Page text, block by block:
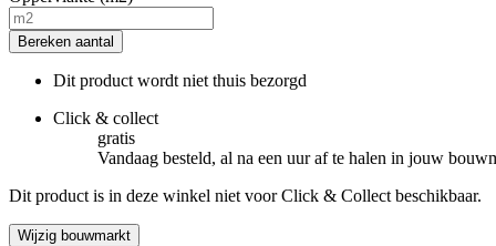
Bereken aantal
Dit product wordt niet thuis bezorgd
Click & collect
gratis
Vandaag besteld, al na een uur af te halen in jouw
Dit product is in deze winkel niet voor Click & Collect beschikbaar.
Wijzig bouwmarkt